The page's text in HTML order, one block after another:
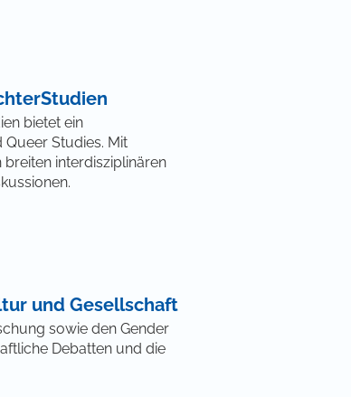
bietet ein
Studies. Mit
interdisziplinären
und Gesellschaft
sowie den Gender
Debatten und die